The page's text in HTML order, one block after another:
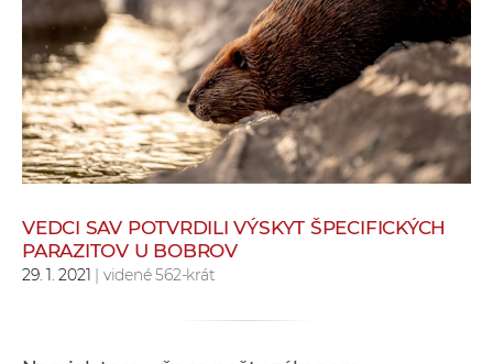
v
r
c
o
n
VEDCI SAV POTVRDILI VÝSKYT ŠPECIFICKÝCH
PARAZITOV U BOBROV
29. 1. 2021 | videné 562-krát